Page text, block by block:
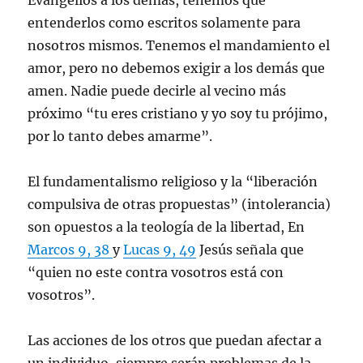
entenderlos como escritos solamente para
nosotros mismos. Tenemos el mandamiento el
amor, pero no debemos exigir a los demás que
amen. Nadie puede decirle al vecino más
próximo “tu eres cristiano y yo soy tu prójimo,
por lo tanto debes amarme”.
El fundamentalismo religioso y la “liberación
compulsiva de otras propuestas” (intolerancia)
son opuestos a la teología de la libertad, En
Marcos 9, 38yLucas 9, 49 Jesús señala que
“quien no este contra vosotros está con
vosotros”.
Las acciones de los otros que puedan afectar a